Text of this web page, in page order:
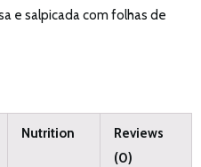
e salpicada com folhas de
Nutrition
Reviews
(0)